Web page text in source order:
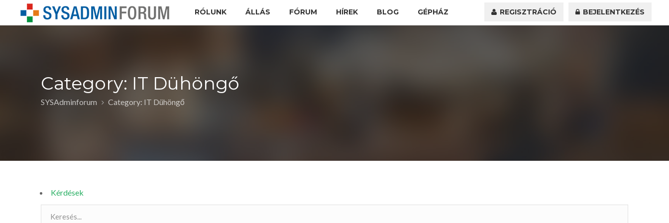
RÓLUNK ÁLLÁS FÓRUM HÍREK BLOG GÉPHÁZ REGISZTRÁCIÓ BEJELENTKEZÉS
Category: IT Dühöngő
SYSAdminforum Category: IT Dühöngő
Kérdések